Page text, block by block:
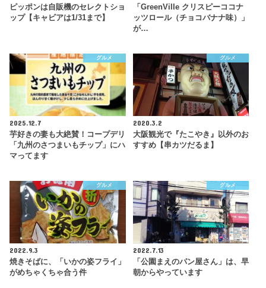
ピッポンは自販機のセレクトショ
ップ【キャビアは1/31まで】
「GreenVille クリスピーココナ
ッツロール（チョコバナナ味）」
が…
グルメ
2025.12.7
芋好きの妻も大絶賛！コープデリ
「九州のさつまいもチップ」にハ
マってます
グルメ
2020.3.2
大阪観光で『たこやき』以外のお
すすめ【串カツだるま】
グルメ
2022.9.3
焼きそばに、「いかの姿フライ」
がめちゃくちゃ合う件
グルメ
2022.7.13
「公園まえのパン屋さん」は、早
朝からやっています